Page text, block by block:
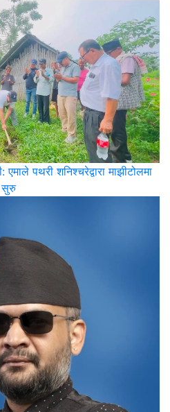
पथरी शनिश्चरेद्वारा माझीटोलमा
सुरु